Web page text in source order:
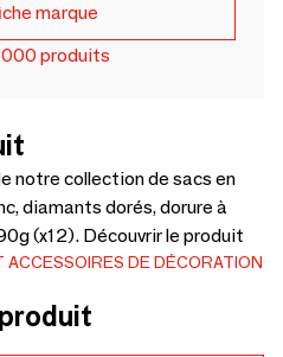
marque
produits
notre collection de sacs en
diamants dorés, dorure à
(x12). Découvrir le produit
ACCESSOIRES DE DÉCORATION